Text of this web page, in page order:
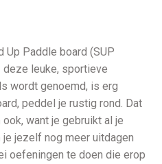
Up Paddle board (SUP
leuke, sportieve
wordt genoemd, is erg
peddel je rustig rond. Dat
want je gebruikt al je
je jezelf nog meer uitdagen
oefeningen te doen die erop